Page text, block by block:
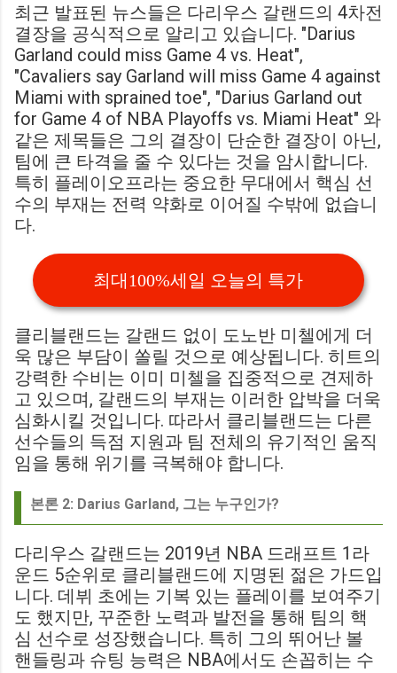
최근 발표된 뉴스들은 다리우스 갈랜드의 4차전
결장을 공식적으로 알리고 있습니다. "Darius
Garland could miss Game 4 vs. Heat",
"Cavaliers say Garland will miss Game 4 against
Miami with sprained toe", "Darius Garland out
for Game 4 of NBA Playoffs vs. Miami Heat" 와
같은 제목들은 그의 결장이 단순한 결장이 아닌,
팀에 큰 타격을 줄 수 있다는 것을 암시합니다.
특히 플레이오프라는 중요한 무대에서 핵심 선
수의 부재는 전력 약화로 이어질 수밖에 없습니
다.
최대100%세일 오늘의 특가
클리블랜드는 갈랜드 없이 도노반 미첼에게 더
욱 많은 부담이 쏠릴 것으로 예상됩니다. 히트의
강력한 수비는 이미 미첼을 집중적으로 견제하
고 있으며, 갈랜드의 부재는 이러한 압박을 더욱
심화시킬 것입니다. 따라서 클리블랜드는 다른
선수들의 득점 지원과 팀 전체의 유기적인 움직
임을 통해 위기를 극복해야 합니다.
본론 2: Darius Garland, 그는 누구인가?
다리우스 갈랜드는 2019년 NBA 드래프트 1라
운드 5순위로 클리블랜드에 지명된 젊은 가드입
니다. 데뷔 초에는 기복 있는 플레이를 보여주기
도 했지만, 꾸준한 노력과 발전을 통해 팀의 핵
심 선수로 성장했습니다. 특히 그의 뛰어난 볼
핸들링과 슈팅 능력은 NBA에서도 손꼽히는 수